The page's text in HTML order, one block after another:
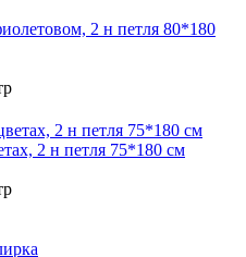
2 н петля 80*180
2 н петля 75*180 см